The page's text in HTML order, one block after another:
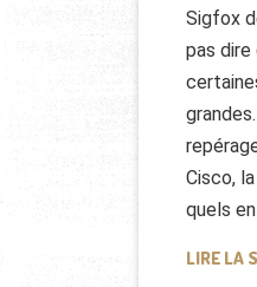
Sigfox
pas dire
Cisco,
quels
LIRE LA